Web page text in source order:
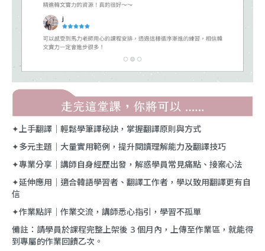
✦上手翻譯｜輕鬆學筆譯秘訣，掌握翻譯原則與方式
✦多元主題｜大量實用範例，提升閱讀理解能力及翻譯技巧
✦專業分享｜講師自身經歷出發，解惑學員常見痛點、接案心法
✦延伸應用｜適合韓語學習者、翻譯工作者，學以致用翻譯更有自
信
✦作業點評｜作業交流，講師悉心指引，學習不孤單
備註：請學員於課程完整上架後 3 個月內，上傳至作業區，就能得
到專屬的作業回饋乙次。